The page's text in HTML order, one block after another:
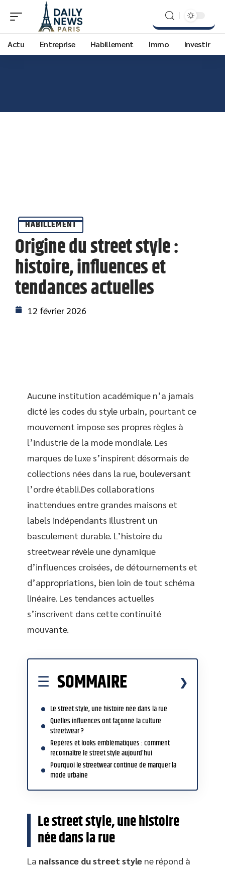
Actu Entreprise Habillement Immo Investir
HABILLEMENT
Origine du street style :
histoire, influences et
tendances actuelles
12 février 2026
Aucune institution académique n’a jamais
dicté les codes du style urbain, pourtant ce
mouvement impose ses propres règles à
l’industrie de la mode mondiale. Les
marques de luxe s’inspirent désormais de
collections nées dans la rue, bouleversant
l’ordre établi.Des collaborations
inattendues entre grandes maisons et
labels indépendants illustrent un
basculement durable. L’histoire du
streetwear révèle une dynamique
d’influences croisées, de détournements et
d’appropriations, bien loin de tout schéma
linéaire. Les tendances actuelles
s’inscrivent dans cette continuité
mouvante.
SOMMAIRE
Le street style, une histoire née dans la rue
Quelles influences ont façonné la culture
streetwear ?
Repères et looks emblématiques : comment
reconnaître le street style aujourd’hui
Pourquoi le streetwear continue de marquer la
mode urbaine
Le street style, une histoire
née dans la rue
La naissance du street style ne répond à